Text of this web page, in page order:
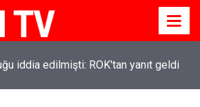
iddia edilmişti: ROK'tan yanıt geldi
açıkladı: YKS değişecek mi?